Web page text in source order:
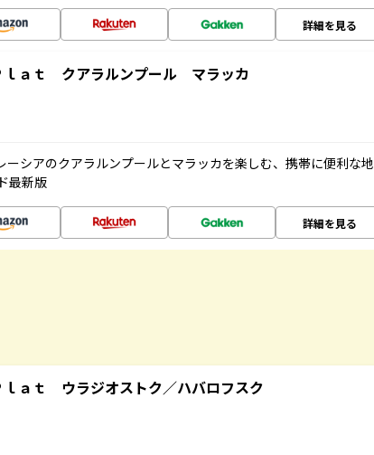
詳細を見る
ａｔ クアラルンプール マラッカ
ーシアのクアラルンプールとマラッカを楽しむ、携帯に便利な地
最新版
詳細を見る
ａｔ ウラジオストク／ハバロフスク